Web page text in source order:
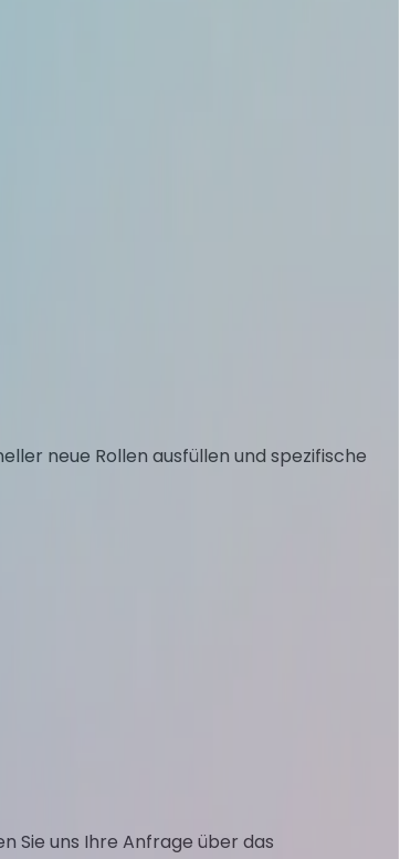
neue Rollen ausfüllen und spezifische
Sie uns Ihre Anfrage über das